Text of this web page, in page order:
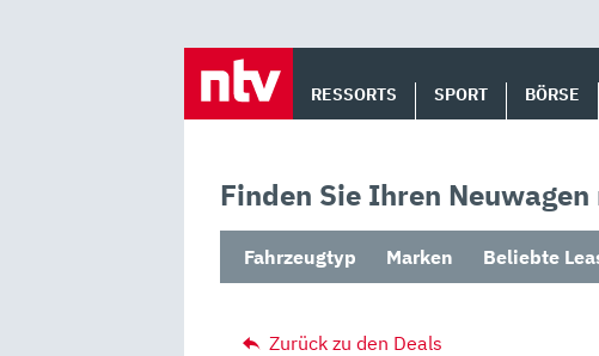
RESSORTS SPORT BÖRSE
Finden Sie Ihren
Fahrzeugtyp Marken Beliebte
Zurück zu den Deals